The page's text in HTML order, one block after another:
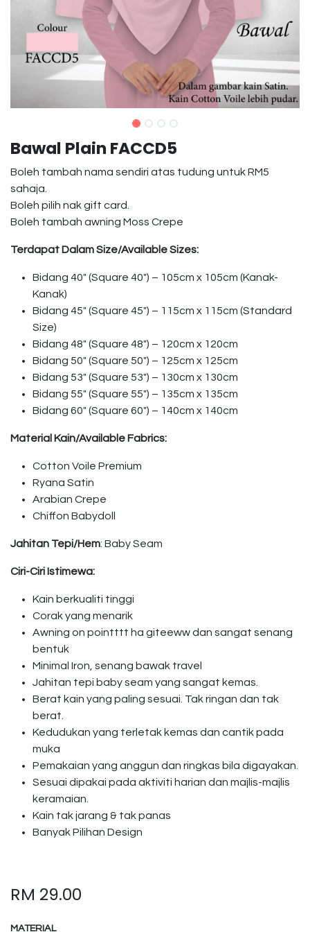
Bawal Plain FACCD5
Boleh tambah nama sendiri atas tudung untuk RM5
sahaja.
Boleh pilih nak gift card.
Boleh tambah awning Moss Crepe
Terdapat Dalam Size/Available Sizes:
Bidang 40″ (Square 40″) – 105cm x 105cm (Kanak-
Kanak)
Bidang 45″ (Square 45″) – 115cm x 115cm (Standard
Size)
Bidang 48″ (Square 48″) – 120cm x 120cm
Bidang 50″ (Square 50″) – 125cm x 125cm
Bidang 53″ (Square 53″) – 130cm x 130cm
Bidang 55″ (Square 55″) – 135cm x 135cm
Bidang 60″ (Square 60″) – 140cm x 140cm
Material Kain/Available Fabrics:
Cotton Voile Premium
Ryana Satin
Arabian Crepe
Chiffon Babydoll
Jahitan Tepi/Hem: Baby Seam
Ciri-Ciri Istimewa:
Kain berkualiti tinggi
Corak yang menarik
Awning on pointttt ha giteeww dan sangat senang
bentuk
Minimal Iron, senang bawak travel
Jahitan tepi baby seam yang sangat kemas.
Berat kain yang paling sesuai. Tak ringan dan tak
berat.
Kedudukan yang terletak kemas dan cantik pada
muka
Pemakaian yang anggun dan ringkas bila digayakan.
Sesuai dipakai pada aktiviti harian dan majlis-majlis
keramaian.
Kain tak jarang & tak panas
Banyak Pilihan Design
RM 29.00
MATERIAL